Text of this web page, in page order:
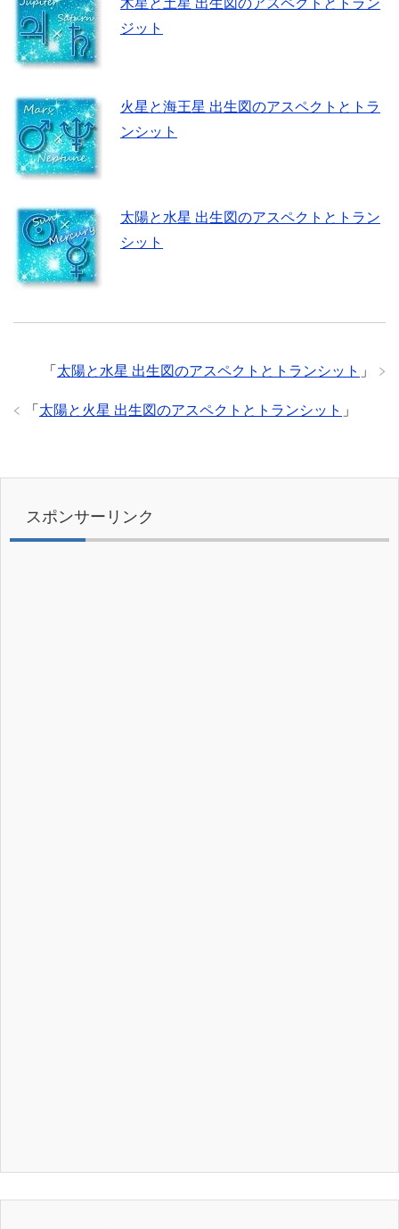
木星と土星 出生図のアスペクトとトラン
ジット
火星と海王星 出生図のアスペクトとトラ
ンシット
太陽と水星 出生図のアスペクトとトラン
シット
「 太陽と水星 出生図のアスペクトとトランシット 」
「 太陽と火星 出生図のアスペクトとトランシット 」
スポンサーリンク